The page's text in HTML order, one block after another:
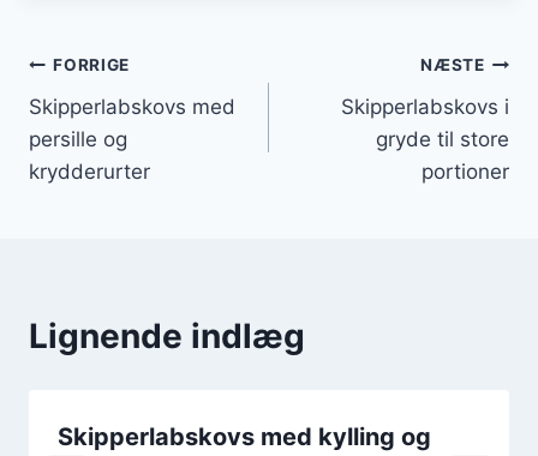
Indlægsnavigation
FORRIGE
Skipperlabskovs med
persille og
krydderurter
NÆSTE
Skipperlabskovs i
gryde til store
portioner
Lignende indlæg
Skipperlabskovs med kylling og